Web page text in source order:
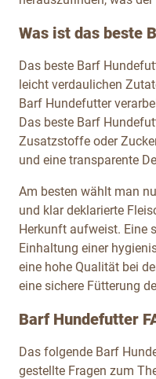
Was ist das beste
Das beste Barf
leicht verdaulichen
Barf Hundefutter
Das beste Barf
Zusatzstoffe oder
und eine transparente
Am besten wählt man
und klar deklarierte
Herkunft aufweist. Eine
Einhaltung einer
eine hohe Qualität bei
eine sichere Fütterung
Barf Hundefutter
Das folgende Barf
gestellte Fragen zum